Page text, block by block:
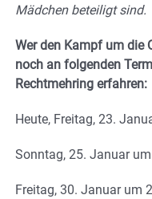
Mädchen beteiligt sind.
Wer den Kampf um die
noch an folgenden
Rechtmehring erfahren:
Heute, Freitag, 23.
Sonntag, 25. Januar
Freitag, 30. Januar um